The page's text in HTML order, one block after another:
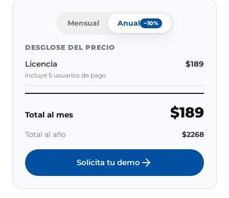
Mensual Anual −10%
DESGLOSE DEL PRECIO
Licencia
incluye 5 usuarios de pago
$189
Total al mes $189
Total al año $2268
Solicita tu demo